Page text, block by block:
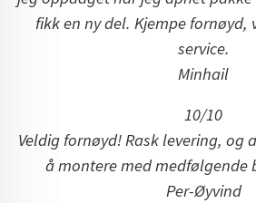
fikk en ny del. Kjempe fornøyd,
service.
Minhail
10/10
Veldig fornøyd! Rask levering, og
å montere med medfølgende
Per-Øyvind